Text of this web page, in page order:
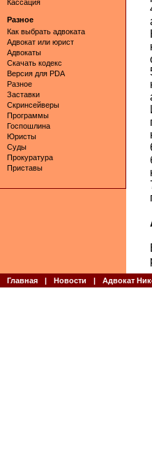
Кассация
Разное
Как выбрать адвоката
Адвокат или юрист
Адвокаты
Скачать кодекс
Версия для PDA
Разное
Заставки
Скринсейверы
Программы
Госпошлина
Юристы
Суды
Прокуратура
Приставы
Главная | Новости | Адвокат